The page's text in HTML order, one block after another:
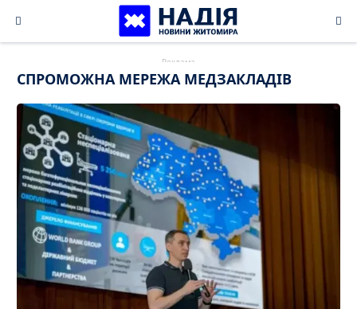
content
СПРОМОЖНА МЕРЕЖА МЕДЗАКЛАДІВ